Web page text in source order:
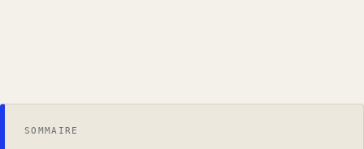
SOMMAIRE